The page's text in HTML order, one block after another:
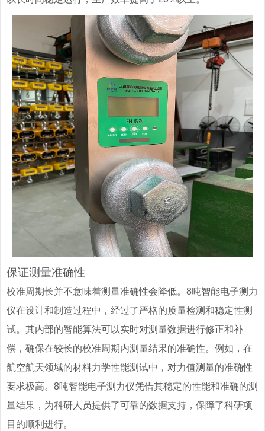
保证测量准确性
校准周期长并不意味着测量准确性会降低。8吨智能电子测力
仪在设计和制造过程中，经过了严格的质量检测和稳定性测
试。其内部的智能算法可以实时对测量数据进行修正和补
偿，确保在较长的校准周期内测量结果的准确性。例如，在
航空航天领域的材料力学性能测试中，对力值测量的准确性
要求极高。8吨智能电子测力仪凭借其稳定的性能和准确的测
量结果，为科研人员提供了可靠的数据支持，保障了科研项
目的顺利进行。